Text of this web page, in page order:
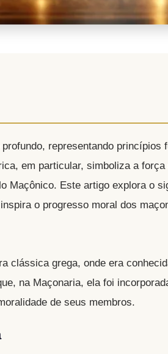
representando princípios
em particular, simboliza a força
Maçônico. Este artigo explora o
o progresso moral dos
clássica grega, onde era
na Maçonaria, ela foi
de seus membros.